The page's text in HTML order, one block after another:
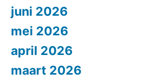
juni 2026
mei 2026
april 2026
maart 2026